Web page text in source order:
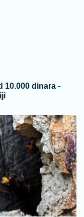
10.000 dinara -